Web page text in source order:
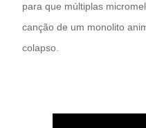
para que múltiplas
canção de um monolito
colapso.